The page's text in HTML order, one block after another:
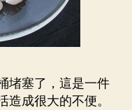
堵塞了，這是一件
成很大的不便。